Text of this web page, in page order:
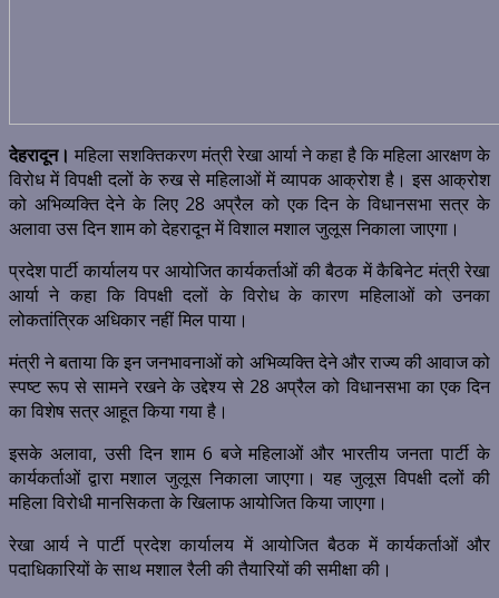
देहरादून। महिला सशक्तिकरण मंत्री रेखा आर्या ने कहा है कि महिला आरक्षण के
विरोध में विपक्षी दलों के रुख से महिलाओं में व्यापक आक्रोश है। इस आक्रोश
को अभिव्यक्ति देने के लिए 28 अप्रैल को एक दिन के विधानसभा सत्र के
अलावा उस दिन शाम को देहरादून में विशाल मशाल जुलूस निकाला जाएगा।
प्रदेश पार्टी कार्यालय पर आयोजित कार्यकर्ताओं की बैठक में कैबिनेट मंत्री रेखा
आर्या ने कहा कि विपक्षी दलों के विरोध के कारण महिलाओं को उनका
लोकतांत्रिक अधिकार नहीं मिल पाया।
मंत्री ने बताया कि इन जनभावनाओं को अभिव्यक्ति देने और राज्य की आवाज को
स्पष्ट रूप से सामने रखने के उद्देश्य से 28 अप्रैल को विधानसभा का एक दिन
का विशेष सत्र आहूत किया गया है।
इसके अलावा, उसी दिन शाम 6 बजे महिलाओं और भारतीय जनता पार्टी के
कार्यकर्ताओं द्वारा मशाल जुलूस निकाला जाएगा। यह जुलूस विपक्षी दलों की
महिला विरोधी मानसिकता के खिलाफ आयोजित किया जाएगा।
रेखा आर्य ने पार्टी प्रदेश कार्यालय में आयोजित बैठक में कार्यकर्ताओं और
पदाधिकारियों के साथ मशाल रैली की तैयारियों की समीक्षा की।